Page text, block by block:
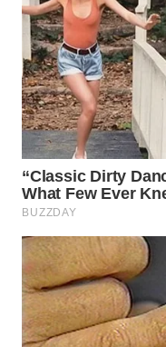
TAPANULI
UTARA
WN
SAMOSIR
WN
PADANG
LAWAS
SUMEDANG
WN
CIANJUR